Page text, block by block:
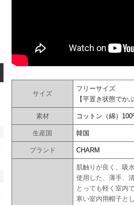
サイズ
フリーサイズ
【平置き状態でか
素材 コットン（綿）
生産国 韓国
ブランド CHARM
肌触りが良く、吸
使用した、薄手、
とっても軽く室内
寒い室内用帽子と